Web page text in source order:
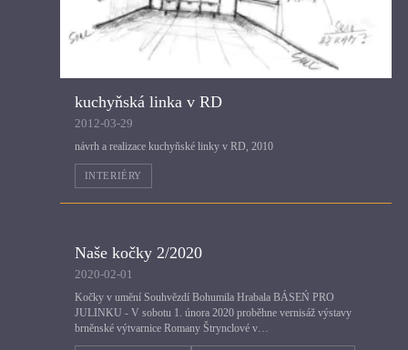
kuchyňská linka v RD
2012-03-29
návrh a realizace kuchyňské linky v RD, 2010
INTERIÉRY
Naše kočky 2/2020
2020-02-01
Kočky v umění Souhvězdí Bohumila Hrabala BÁSEŃ PRO
JULINKU - V sobotu 1. února 2020 proběhne vernisáž výstavy
brněnské výtvarnice Romany Štrynclové v…